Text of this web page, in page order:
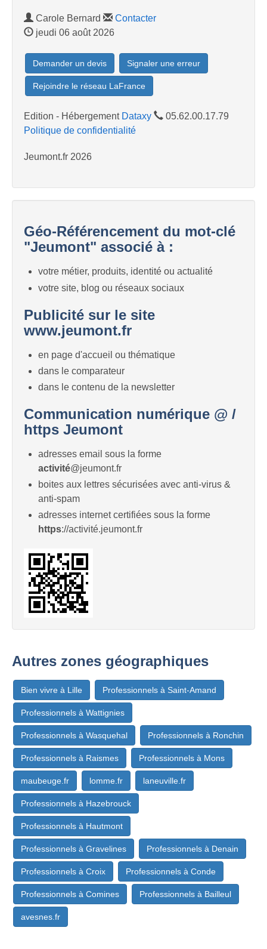
Carole Bernard
Contacter
jeudi 06 août 2026
Demander un devis Signaler une erreur
Rejoindre le réseau LaFrance
Edition - Hébergement Dataxy
05.62.00.17.79
Politique de confidentialité
Jeumont.fr 2026
Géo-Référencement du mot-clé
"Jeumont" associé à :
votre métier, produits, identité ou actualité
votre site, blog ou réseaux sociaux
Publicité sur le site
www.jeumont.fr
en page d'accueil ou thématique
dans le comparateur
dans le contenu de la newsletter
Communication numérique @ /
https Jeumont
adresses email sous la forme
activité@jeumont.fr
boites aux lettres sécurisées avec anti-virus &
anti-spam
adresses internet certifiées sous la forme
https://activité.jeumont.fr
Autres zones géographiques
Bien vivre à Lille Professionnels à Saint-Amand
Professionnels à Wattignies
Professionnels à Wasquehal Professionnels à Ronchin
Professionnels à Raismes Professionnels à Mons
maubeuge.fr lomme.fr laneuville.fr
Professionnels à Hazebrouck
Professionnels à Hautmont
Professionnels à Gravelines Professionnels à Denain
Professionnels à Croix Professionnels à Conde
Professionnels à Comines Professionnels à Bailleul
avesnes.fr